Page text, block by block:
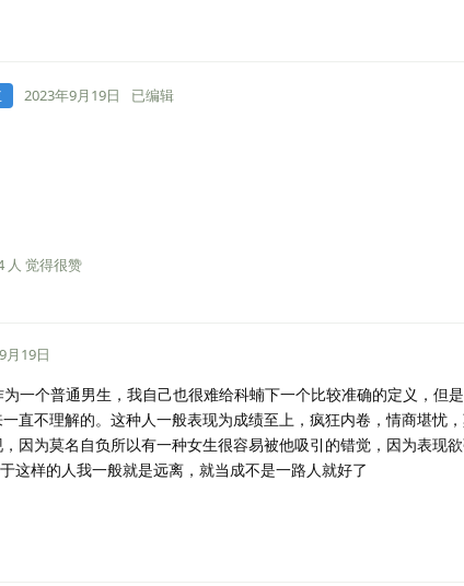
2023年9月19日 已编辑
人 觉得很赞
月19日
为一个普通男生，我自己也很难给科蝻下一个比较准确的定义，但
直不理解的。这种人一般表现为成绩至上，疯狂内卷，情商堪忧
因为莫名自负所以有一种女生很容易被他吸引的错觉，因为表现
这样的人我一般就是远离，就当成不是一路人就好了